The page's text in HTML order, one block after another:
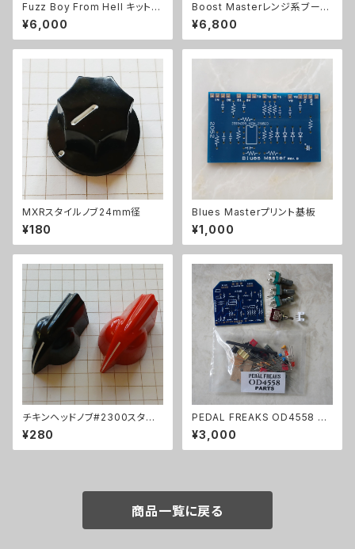
Fuzz Boy From Hell キット
【PEDAL FREAKS】
¥6,000
Boost Masterレンジ系ブース
ターキット【BASIC KIT】
¥6,800
MXRスタイルノブ24mm径
¥180
Blues Masterプリント基板
¥1,000
チキンヘッドノブ#2300スタイ
ル
¥280
PEDAL FREAKS OD4558 パ
ーツセット
¥3,000
商品一覧に戻る